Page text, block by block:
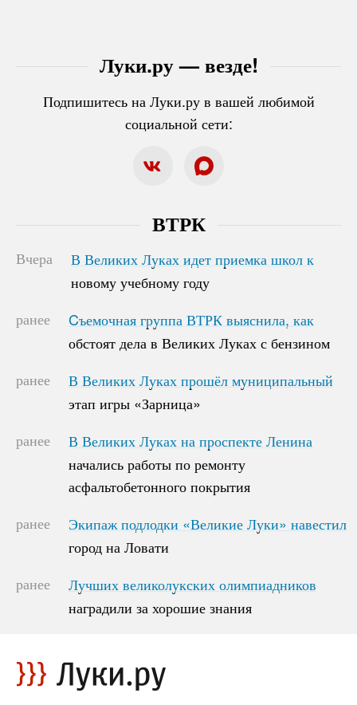
Луки.ру — везде!
Подпишитесь на Луки.ру в вашей любимой
социальной сети:
ВТРК
Вчера
В Великих Луках идет приемка школ к
новому учебному году
В Великих Луках идет приемка школ к
новому учебному году
ранее
Cъемочная группа ВТРК выяснила, как
обстоят дела в Великих Луках с бензином
Cъемочная группа ВТРК выяснила, как
обстоят дела в Великих Луках с бензином
ранее
В Великих Луках прошёл муниципальный
этап игры «Зарница»
В Великих Луках прошёл муниципальный
этап игры «Зарница»
ранее
В Великих Луках на проспекте Ленина
начались работы по ремонту
асфальтобетонного покрытия
В Великих Луках на проспекте Ленина
начались работы по ремонту
асфальтобетонного покрытия
ранее
Экипаж подлодки «Великие Луки» навестил
город на Ловати
Экипаж подлодки «Великие Луки» навестил
город на Ловати
ранее
Лучших великолукских олимпиадников
наградили за хорошие знания
Лучших великолукских олимпиадников
наградили за хорошие знания